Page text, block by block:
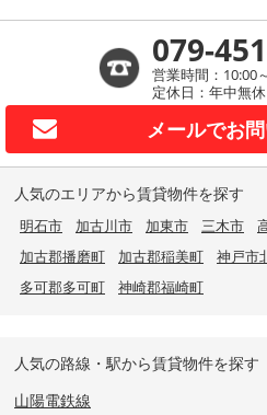
079-
営業時間：10:00
定休日：年中無
メールでお
人気のエリアから賃貸物件を探す
明石市 加古川市 加東市 三木市
加古郡播磨町
加古郡稲美町 神戸市
多可郡多可町
神崎郡福崎町
人気の路線・駅から賃貸物件を探す
山陽電鉄線